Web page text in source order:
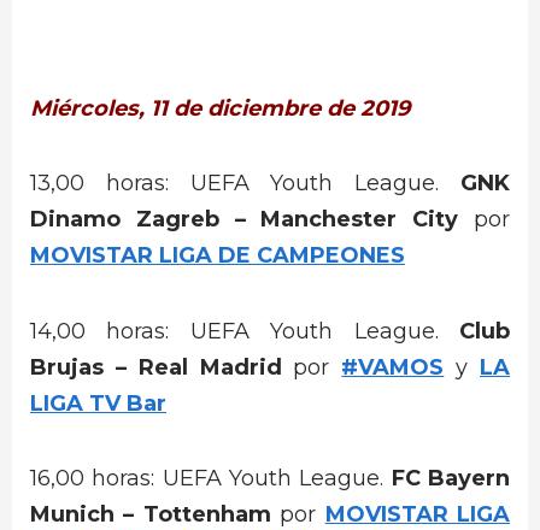
Miércoles, 11 de diciembre de 2019
13,00 horas: UEFA Youth League. GNK
Dinamo Zagreb – Manchester City
por
MOVISTAR LIGA DE CAMPEONES
14,00 horas: UEFA Youth League. Club
Brujas – Real Madrid por #VAMOS y LA
LIGA TV Bar
16,00 horas: UEFA Youth League. FC Bayern
Munich – Tottenham por MOVISTAR LIGA